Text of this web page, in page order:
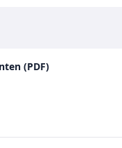
(PDF)